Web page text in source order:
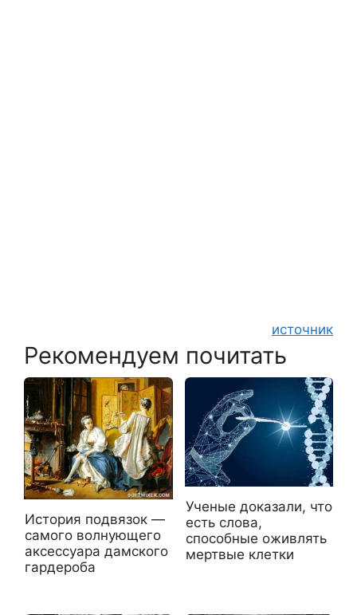
источник
Рекомендуем почитать
История подвязок —
самого волнующего
аксессуара дамского
гардероба
Ученые доказали, что
есть слова,
способные оживлять
мертвые клетки